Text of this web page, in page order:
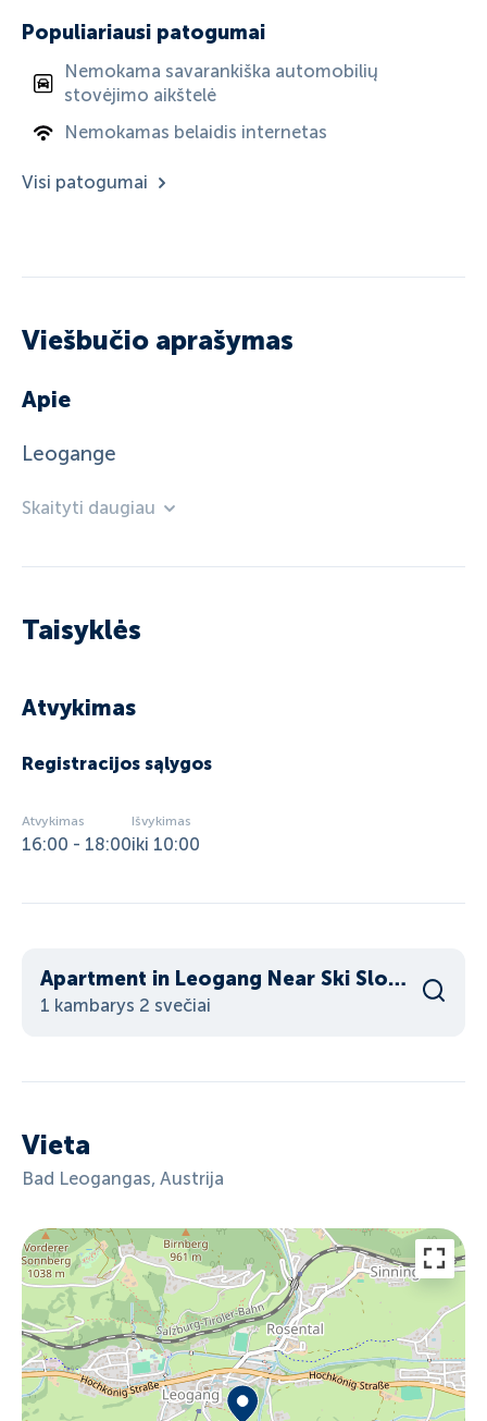
Populiariausi patogumai
Nemokama savarankiška automobilių
stovėjimo aikštelė
Nemokamas belaidis internetas
Visi patogumai
Viešbučio aprašymas
Apie
Leogange
Skaityti daugiau
Taisyklės
Atvykimas
Registracijos sąlygos
Atvykimas
16:00 - 18:00
Išvykimas
iki 10:00
Apartment in Leogang Near Ski Slopes
1 kambarys 2 svečiai
Vieta
Bad Leogangas, Austrija